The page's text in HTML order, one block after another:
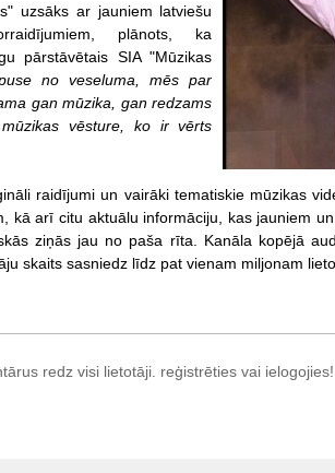
uzsāks ar jauniem latviešu
plānots, ka
pārstāvētais SIA "Mūzikas
no veseluma, mēs par
gan mūzika, gan redzams
vēsture, ko ir vērts
raidījumi un vairāki tematiskie mūzikas
kā arī citu aktuālu informāciju, kas jauniem
ziņās jau no paša rīta. Kanāla kopējā
skaits sasniedz līdz pat vienam miljonam
redz visi lietotāji. reģistrētiesvai ielogojies!